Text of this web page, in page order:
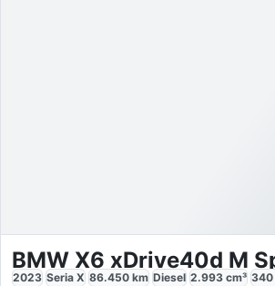
2023 Seria X 86.450 km Diesel 2.993 cm³ 340